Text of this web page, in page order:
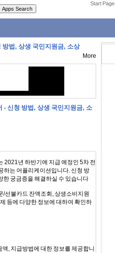
Start Page
방법, 상생 국민지원금, 소상
More
- 신청 방법, 상생 국민지원금, 소
2021년 하반기에 지급 예정인 5차 전
하는 어플리케이션입니다. 신청 방
한 궁금증을 해결하실 수 있습니다
/선불카드 잔액조회, 상생소비지원
등에 다양한 정보에 대하여 확인하
, 지급방법에 대한 정보를 제공합니